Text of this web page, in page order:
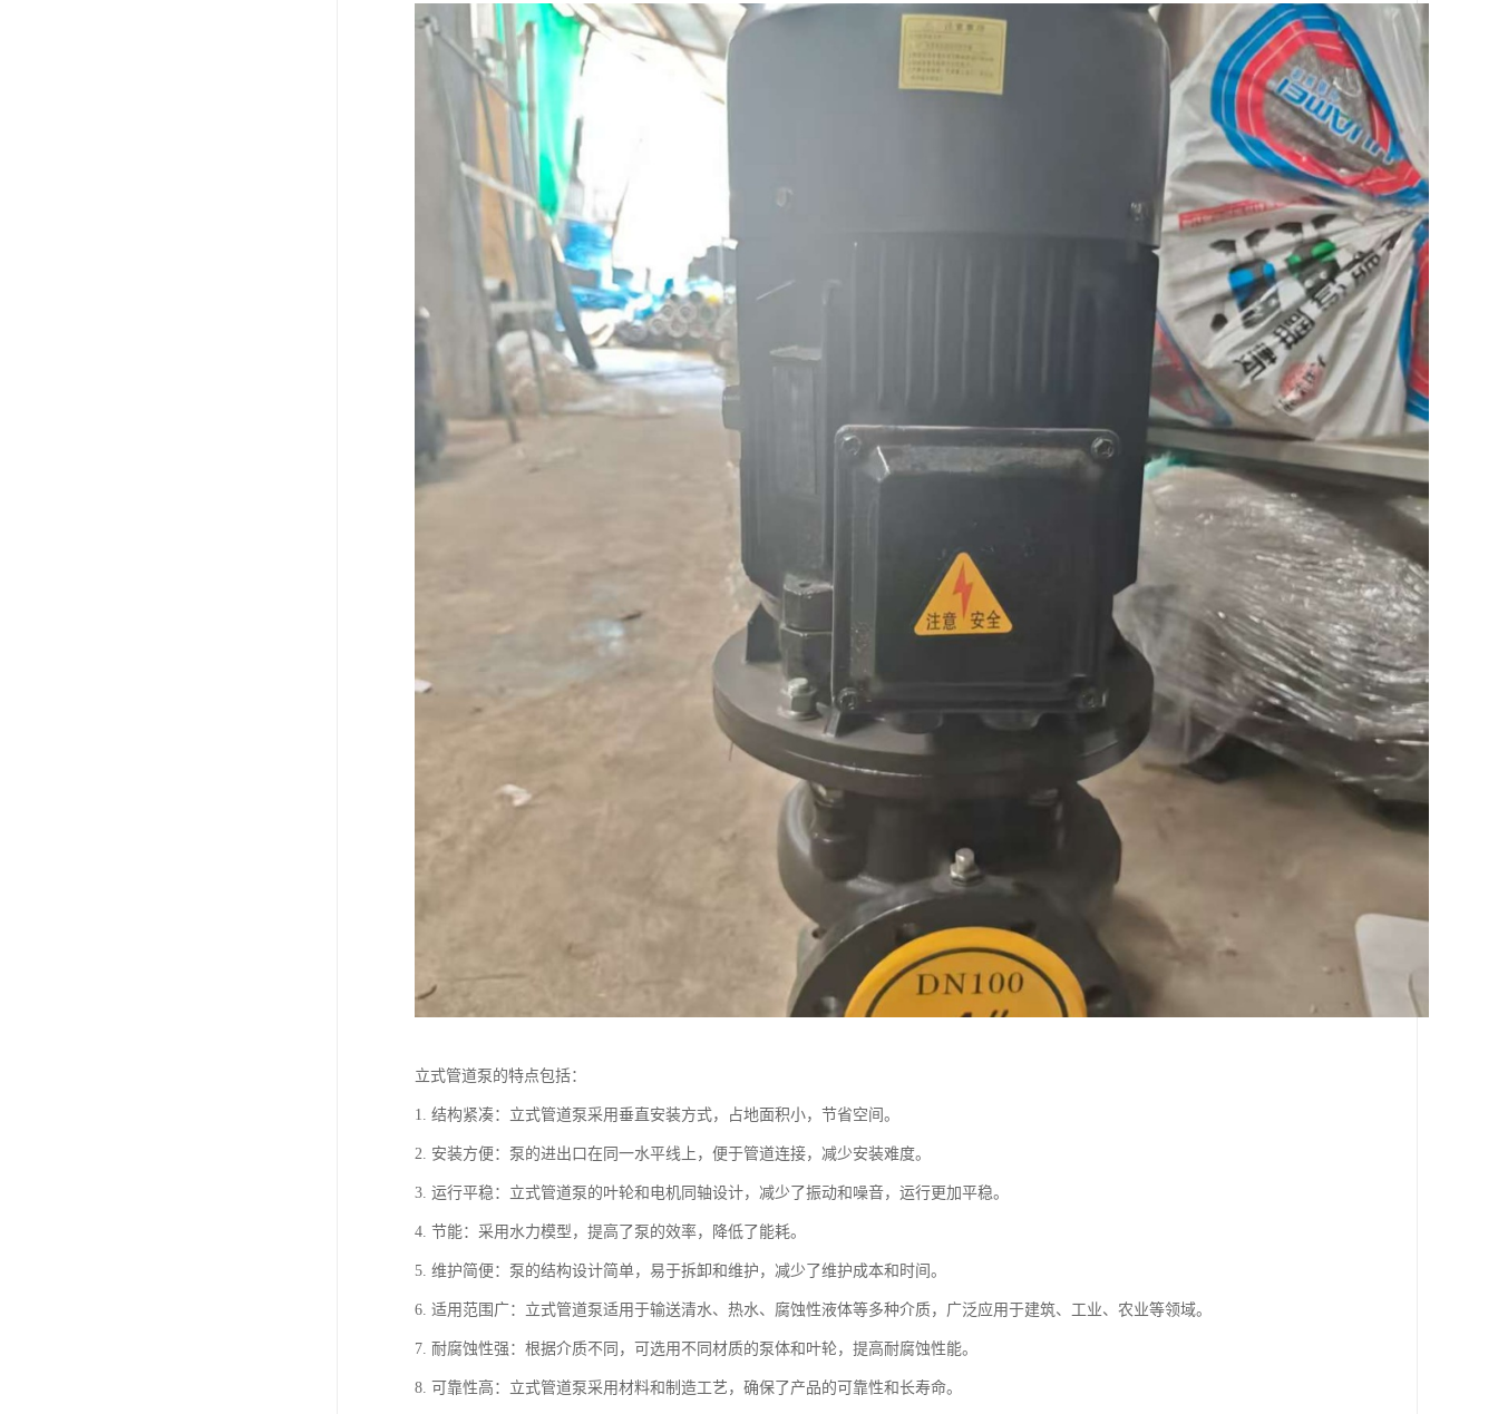
立式管道泵的特点包括：
1. 结构紧凑：立式管道泵采用垂直安装方式，占地面积小，节省空间。
2. 安装方便：泵的进出口在同一水平线上，便于管道连接，减少安装难度。
3. 运行平稳：立式管道泵的叶轮和电机同轴设计，减少了振动和噪音，运行更加平稳。
4. 节能：采用水力模型，提高了泵的效率，降低了能耗。
5. 维护简便：泵的结构设计简单，易于拆卸和维护，减少了维护成本和时间。
6. 适用范围广：立式管道泵适用于输送清水、热水、腐蚀性液体等多种介质，广泛应用于建筑、工业、农业等领域。
7. 耐腐蚀性强：根据介质不同，可选用不同材质的泵体和叶轮，提高耐腐蚀性能。
8. 可靠性高：立式管道泵采用材料和制造工艺，确保了产品的可靠性和长寿命。